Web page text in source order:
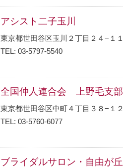
アシスト二子玉川
東京都世田谷区玉川２丁目２４−１１
TEL: 03-5797-5540
全国仲人連合会 上野毛支部
東京都世田谷区中町４丁目３８−１２
TEL: 03-5760-6077
ブライダルサロン・自由が丘